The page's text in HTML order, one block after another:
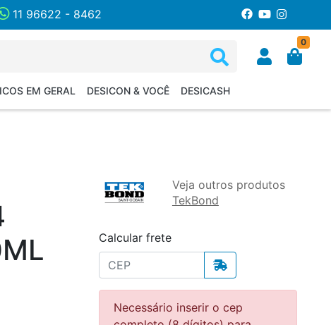
11 96622 - 8462
0
EM GERAL DESICON & VOCÊ DESICASH
Veja outros produtos
TekBond
Calcular frete
Necessário inserir o cep